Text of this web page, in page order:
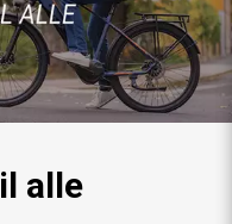
alle